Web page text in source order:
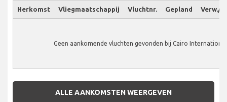
Herkomst Vliegmaatschappij Vluchtnr. Gepland Verw./
Geen aankomende vluchten gevonden bij Cairo
ALLE AANKOMSTEN WEERGEVEN